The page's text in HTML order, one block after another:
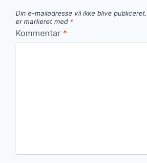
Din e-mailadresse vil ikke blive publiceret.
er markeret med *
Kommentar *